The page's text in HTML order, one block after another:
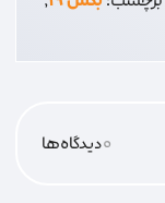
0دیدگاه‌‌ها